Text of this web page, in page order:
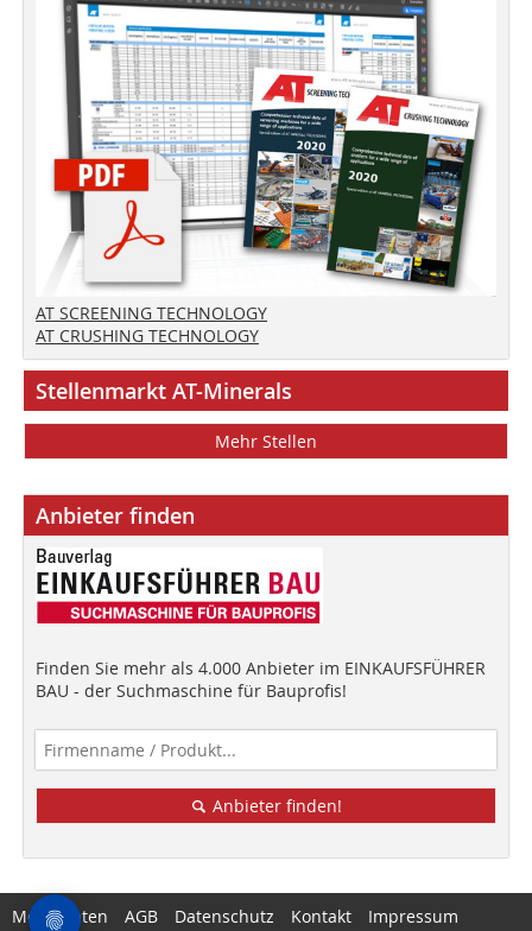
AT SCREENING TECHNOLOGY
AT CRUSHING TECHNOLOGY
Stellenmarkt AT-Minerals
Mehr Stellen
Anbieter finden
Finden Sie mehr als 4.000 Anbieter im EINKAUFSFÜHRER
BAU - der Suchmaschine für Bauprofis!
Anbieter finden!
Mediadaten AGB Datenschutz Kontakt Impressum